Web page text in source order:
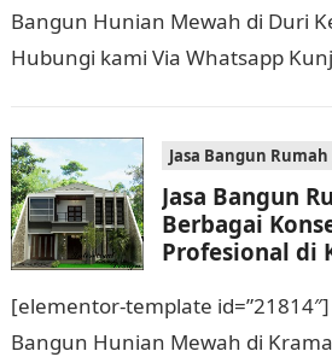
Bangun Hunian Mewah di Duri
Hubungi kami Via Whatsapp
Jasa Bangun
Jasa Bangun
Berbagai
Profesional di
9933 588
[elementor-template id=”21814″]
Bangun Hunian Mewah di